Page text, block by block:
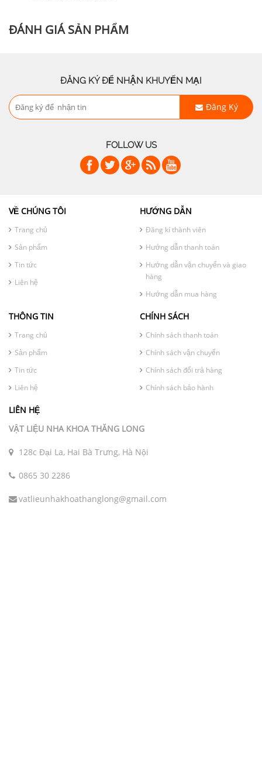
ĐÁNH GIÁ SẢN PHẨM
ĐĂNG KÝ ĐỂ NHẬN KHUYẾN MẠI
Đăng Ký
FOLLOW US
VỀ CHÚNG TÔI
Trang chủ
Sản phẩm
Tin tức
Liên hệ
HƯỚNG DẪN
Đăng kí thành viên
Hướng dẫn thanh toán
Hướng dẫn vận chuyển và giao
hàng
Hướng dẫn mua hàng
THÔNG TIN
Trang chủ
Sản phẩm
Tin tức
Liên hệ
CHÍNH SÁCH
Chính sách thanh toán
Chính sách vận chuyển
Chính sách đổi trả hàng
Chính sách bảo hành
LIÊN HỆ
VẬT LIỆU NHA KHOA THĂNG LONG
128c Đại La, Hai Bà Trưng, Hà Nội
0865 30 2286
vatlieunhakhoathanglong@gmail.com